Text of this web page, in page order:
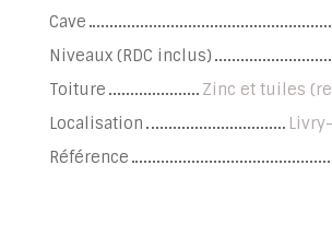
Cave
Niveaux (RDC inclus)
Toiture
Zinc et tuiles
Localisation
Référence